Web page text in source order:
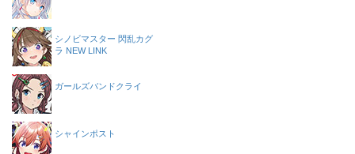
シノビマスター 閃乱カグ
ラ NEW LINK
ガールズバンドクライ
シャインポスト